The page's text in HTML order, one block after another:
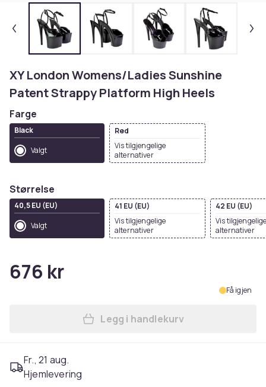
XY London Womens/Ladies Sunshine
Patent Strappy Platform High Heels
Farge
Black
Valgt
Red
Vis tilgjengelige
alternativer
Størrelse
40,5 EU (EU)
Valgt
41 EU (EU)
Vis tilgjengelige
alternativer
42 EU (EU)
Vis
alternativer
676 kr
Få igjen
Legg XY London
Legg i handlekurv
Fr., 21 aug.
Hjemlevering